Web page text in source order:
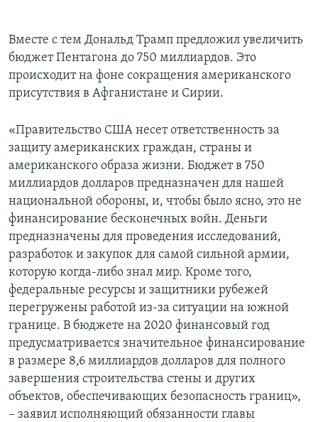
Вместе с тем Дональд Трамп предложил увеличить
бюджет Пентагона до 750 миллиардов. Это
происходит на фоне сокращения американского
присутствия в Афганистане и Сирии.
«Правительство США несет ответственность за
защиту американских граждан, страны и
американского образа жизни. Бюджет в 750
миллиардов долларов предназначен для нашей
национальной обороны, и, чтобы было ясно, это не
финансирование бесконечных войн. Деньги
предназначены для проведения исследований,
разработок и закупок для самой сильной армии,
которую когда-либо знал мир. Кроме того,
федеральные ресурсы и защитники рубежей
перегружены работой из-за ситуации на южной
границе. В бюджете на 2020 финансовый год
предусматривается значительное финансирование
в размере 8,6 миллиардов долларов для полного
завершения строительства стены и других
объектов, обеспечивающих безопасность границ»,
– заявил исполняющий обязанности главы